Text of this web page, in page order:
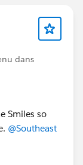
dans
Smiles so
@Southeast